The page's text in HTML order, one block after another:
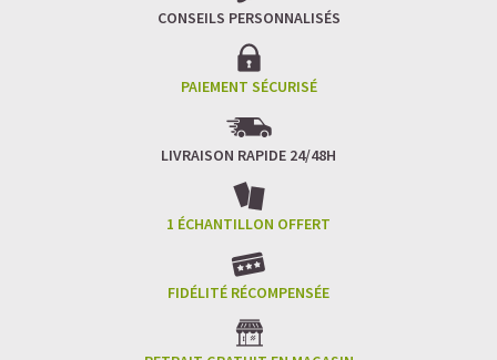
fringale. Pour les gourmands qui veulent se faire plaisir
sans sacrifier leurs objectifs.
Café frappé au Caramel Protéiné
CONSEILS PERSONNALISÉS
PAIEMENT SÉCURISÉ
LIVRAISON RAPIDE 24/48H
1 ÉCHANTILLON OFFERT
FIDÉLITÉ RÉCOMPENSÉE